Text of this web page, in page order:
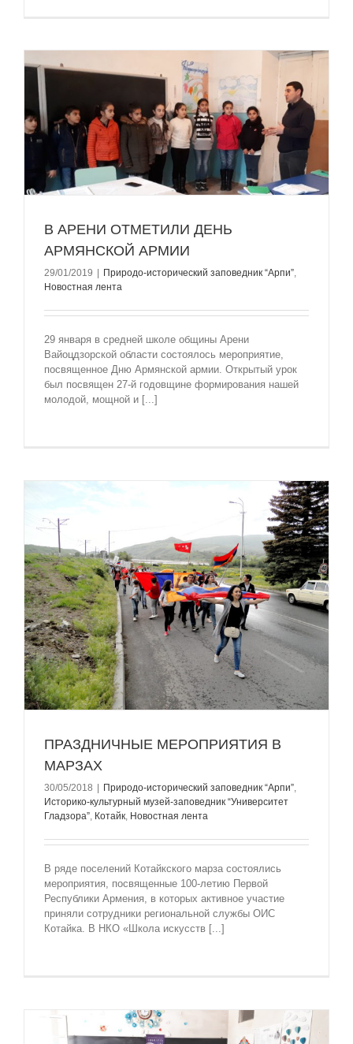
В АРЕНИ ОТМЕТИЛИ ДЕНЬ
АРМЯНСКОЙ АРМИИ
29/01/2019 Природо-исторический заповедник “Арпи”,
Новостная лента
29 января в средней школе общины Арени
Вайоцдзорской области состоялось мероприятие,
посвященное Дню Армянской армии. Открытый урок
был посвящен 27-й годовщине формирования нашей
молодой, мощной и [...]
ПРАЗДНИЧНЫЕ МЕРОПРИЯТИЯ В
МАРЗАХ
30/05/2018 Природо-исторический заповедник “Арпи”,
Историко-культурный музей-заповедник “Университет
Гладзорa”, Котайк, Новостная лента
В ряде поселений Котайкского марза состоялись
мероприятия, посвященные 100-летию Первой
Республики Армения, в которых активное участие
приняли сотрудники региональной службы ОИС
Котайка. В НКО «Школа искусств [...]